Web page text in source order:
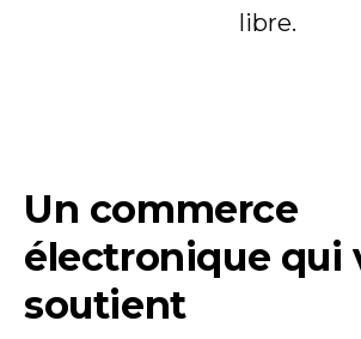
libre.
Un commerce
électronique qui
soutient